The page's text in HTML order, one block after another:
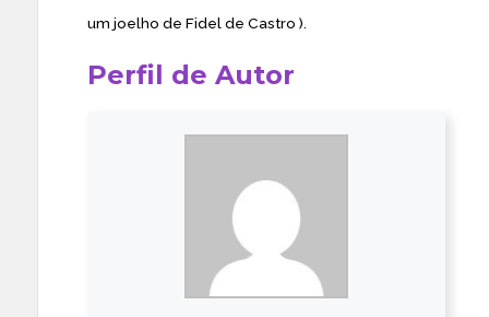
um joelho de Fidel de Castro ).
Perfil de Autor